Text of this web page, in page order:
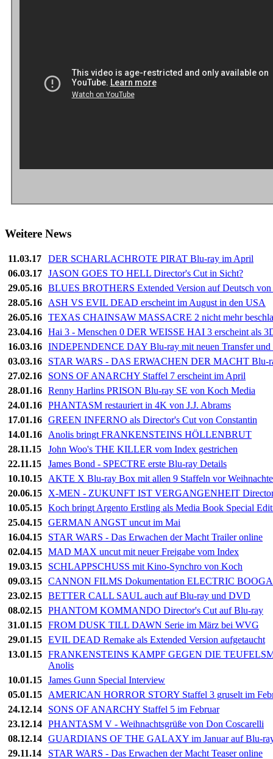
Weitere News
11.03.17
DER SCHARLACHROTE PIRAT Blu-ray im April
06.03.17 JASON GOES TO HELL Director's Cut in Sicht?
29.05.16 BLUES BROTHERS Extended Version auf Deutsch von
28.05.16
ASH VS EVIL DEAD erscheint im August in den USA
26.05.16 TEXAS CHAINSAW MASSACRE 2 nicht mehr
23.04.16 Hai 3 - Menschen 0 DER WEISSE HAI 3 erscheint als
16.03.16 INDEPENDENCE DAY Blu-ray mit neuen Transfer und
03.03.16
STAR WARS - DAS ERWACHEN DER MACHT Blu-
27.02.16
SONS OF ANARCHY Staffel 7 erscheint im April
28.01.16 Renny Harlins PRISON Blu-ray SE von Koch Media
24.01.16 PHANTASM restauriert in 4K von J.J. Abrams
17.01.16 GREEN INFERNO als Director's Cut von Constantin
14.01.16
Anolis bringt FRANKENSTEINS HÖLLENBRUT
28.11.15
John Woo's THE KILLER vom Index gestrichen
22.11.15
James Bond - SPECTRE erste Blu-ray Details
10.10.15
AKTE X Blu-ray Box mit allen 9 Staffeln vor
20.06.15
X-MEN - ZUKUNFT IST VERGANGENHEIT
10.05.15 Koch bringt Argento Erstling als Media Book Special
25.04.15 GERMAN ANGST uncut im Mai
16.04.15
STAR WARS - Das Erwachen der Macht Trailer online
02.04.15 MAD MAX uncut mit neuer Freigabe vom Index
19.03.15
SCHLAPPSCHUSS mit Kino-Synchro von Koch
09.03.15 CANNON FILMS Dokumentation ELECTRIC
23.02.15 BETTER CALL SAUL auch auf Blu-ray und DVD
08.02.15 PHANTOM KOMMANDO Director's Cut auf Blu-ray
31.01.15 FROM DUSK TILL DAWN Serie im März bei WVG
29.01.15 EVIL DEAD Remake als Extended Version aufgetaucht
13.01.15 FRANKENSTEINS KAMPF GEGEN DIE
Anolis
10.01.15 James Gunn Special Interview
05.01.15
AMERICAN HORROR STORY Staffel 3 gruselt im
24.12.14
SONS OF ANARCHY Staffel 5 im Februar
23.12.14 PHANTASM V - Weihnachtsgrüße von Don Coscarelli
08.12.14 GUARDIANS OF THE GALAXY im Januar auf Blu-
29.11.14
STAR WARS - Das Erwachen der Macht Teaser online